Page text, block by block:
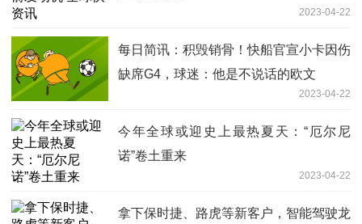
2023-04-22
每日简讯：积毁销骨！快船官宣小卡因伤
缺席G4，球迷：他是不说话的欧文
2023-04-22
今年全球或迎史上最热夏天：“厄尔尼
诺”卷土重来
2023-04-22
拿下保时捷、路虎等新客户，智能驾驶龙